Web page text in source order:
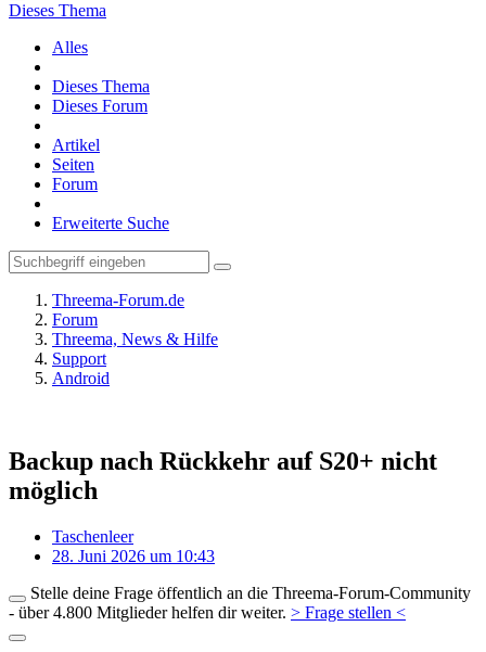
Dieses Thema
Alles
Dieses Thema
Dieses Forum
Artikel
Seiten
Forum
Erweiterte Suche
Threema-Forum.de
Forum
Threema, News & Hilfe
Support
Android
Backup nach Rückkehr auf S20+ nicht
möglich
Taschenleer
28. Juni 2026 um 10:43
Stelle deine Frage öffentlich an die Threema-Forum-Community
- über 4.800 Mitglieder helfen dir weiter. > Frage stellen <